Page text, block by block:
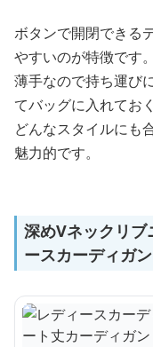
ボタンで開閉できる
やすいのが特徴です。
薄手なので持ち運び
てバッグに入れてお
どんなスタイルにも
魅力的です。
深めVネックリブ
ースカーディガン